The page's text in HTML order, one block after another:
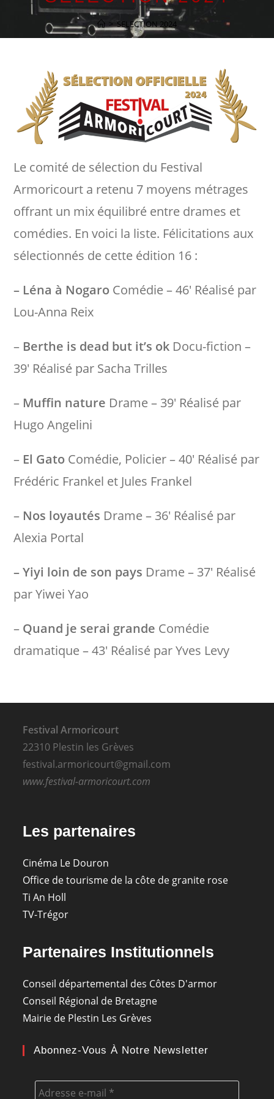
> SELECTION 2024
Le comité de sélection du Festival
Armoricourt a retenu 7 moyens métrages
offrant un mix équilibré entre drames et
comédies. En voici la liste. Félicitations aux
sélectionnés de cette édition 16 :
– Léna à Nogaro Comédie – 46′ Réalisé par
Lou-Anna Reix
– Berthe is dead but it’s ok Docu-fiction –
39′ Réalisé par Sacha Trilles
– Muffin nature Drame – 39′ Réalisé par
Hugo Angelini
– El Gato Comédie, Policier – 40′ Réalisé par
Frédéric Frankel et Jules Frankel
– Nos loyautés Drame – 36′ Réalisé par
Alexia Portal
– Yiyi loin de son pays Drame – 37′ Réalisé
par Yiwei Yao
– Quand je serai grande Comédie
dramatique – 43′ Réalisé par Yves Levy
Festival Armoricourt
22310 Plestin les Grèves
festival.armoricourt@gmail.com
www.festival-armoricourt.com
Les partenaires
Cinéma Le Douron
Office de tourisme de la côte de granite rose
Ti An Holl
TV-Trégor
Partenaires Institutionnels
Conseil départemental des Côtes D'armor
Conseil Régional de Bretagne
Mairie de Plestin Les Grèves
Abonnez-Vous À Notre Newsletter